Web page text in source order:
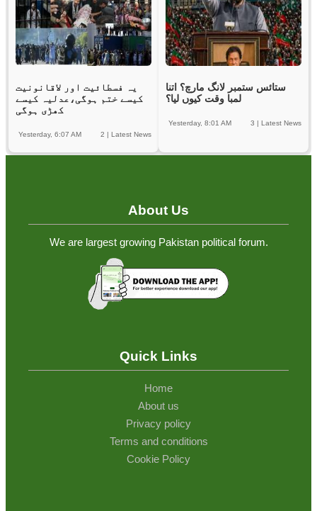
یہ فسطائیت اور لاقانونیت
کیسے ختم ہوگی،عدلیہ کیسے
کھڑی ہوگی
2 | Latest News
Yesterday, 6:07 AM
ستائس ستمبر لانگ مارچ؟ اتنا
لمبا وقت کیوں لیا؟
3 | Latest News
Yesterday, 8:01 AM
About Us
We are largest growing Pakistan political forum.
Quick Links
Home
About us
Privacy policy
Terms and conditions
Cookie Policy